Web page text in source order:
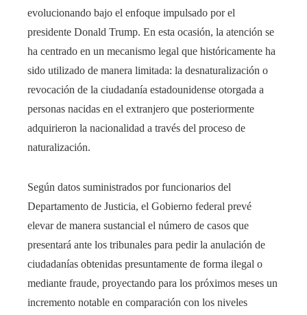
evolucionando bajo el enfoque impulsado por el
presidente Donald Trump. En esta ocasión, la atención se
ha centrado en un mecanismo legal que históricamente ha
sido utilizado de manera limitada: la desnaturalización o
revocación de la ciudadanía estadounidense otorgada a
personas nacidas en el extranjero que posteriormente
adquirieron la nacionalidad a través del proceso de
naturalización.
Según datos suministrados por funcionarios del
Departamento de Justicia, el Gobierno federal prevé
elevar de manera sustancial el número de casos que
presentará ante los tribunales para pedir la anulación de
ciudadanías obtenidas presuntamente de forma ilegal o
mediante fraude, proyectando para los próximos meses un
incremento notable en comparación con los niveles